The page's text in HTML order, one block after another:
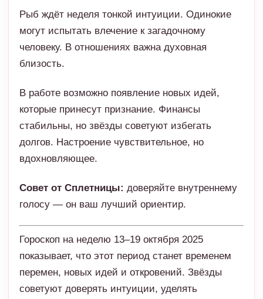
Рыб ждёт неделя тонкой интуиции. Одинокие
могут испытать влечение к загадочному
человеку. В отношениях важна духовная
близость.
В работе возможно появление новых идей,
которые принесут признание. Финансы
стабильны, но звёзды советуют избегать
долгов. Настроение чувствительное, но
вдохновляющее.
Совет от Сплетницы: доверяйте внутреннему
голосу — он ваш лучший ориентир.
Гороскоп на неделю 13–19 октября 2025
показывает, что этот период станет временем
перемен, новых идей и откровений. Звёзды
советуют доверять интуиции, уделять